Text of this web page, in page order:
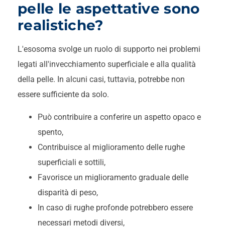
pelle le aspettative sono
realistiche?
L'esosoma svolge un ruolo di supporto nei problemi
legati all'invecchiamento superficiale e alla qualità
della pelle. In alcuni casi, tuttavia, potrebbe non
essere sufficiente da solo.
Può contribuire a conferire un aspetto opaco e
spento,
Contribuisce al miglioramento delle rughe
superficiali e sottili,
Favorisce un miglioramento graduale delle
disparità di peso,
In caso di rughe profonde potrebbero essere
necessari metodi diversi,